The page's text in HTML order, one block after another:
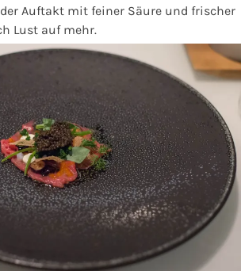
Auftakt mit feiner Säure und frischer
Lust auf mehr.